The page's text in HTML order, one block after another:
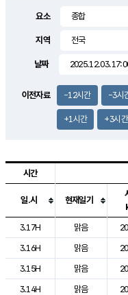
0.1
요소
지역
날짜
이전자료 -12시간 -3시
+1시간 +3시간
도시별 기상실황표로 지점,
시간
일.시 현재일기
3.17H
맑음
3.16H
맑음
3.15H
맑음
3.14H
맑음